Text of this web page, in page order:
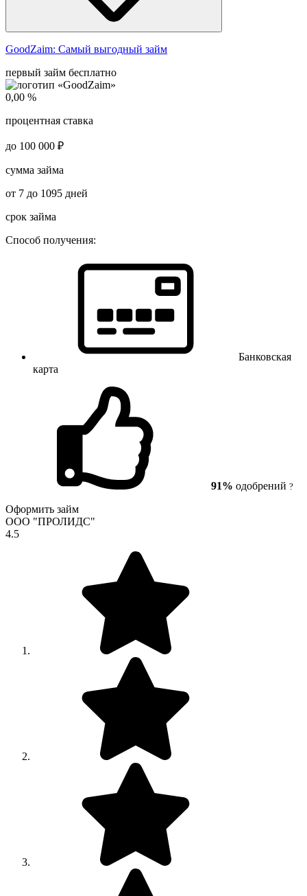
GoodZaim: Самый выгодный займ
первый займ бесплатно
0,00 %
процентная ставка
до 100 000 ₽
сумма займа
от 7 до 1095 дней
срок займа
Способ получения:
Банковская
карта
91% одобрений ?
Оформить займ
ООО "ПРОЛИДС"
4.5